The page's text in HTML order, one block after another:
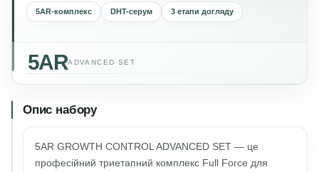
5AR-комплекс DHT-серум 3 етапи догляду
5ARADVANCED SET
Опис набору
5AR GROWTH CONTROL ADVANCED SET — це
професійний триетапний комплекс Full Force для